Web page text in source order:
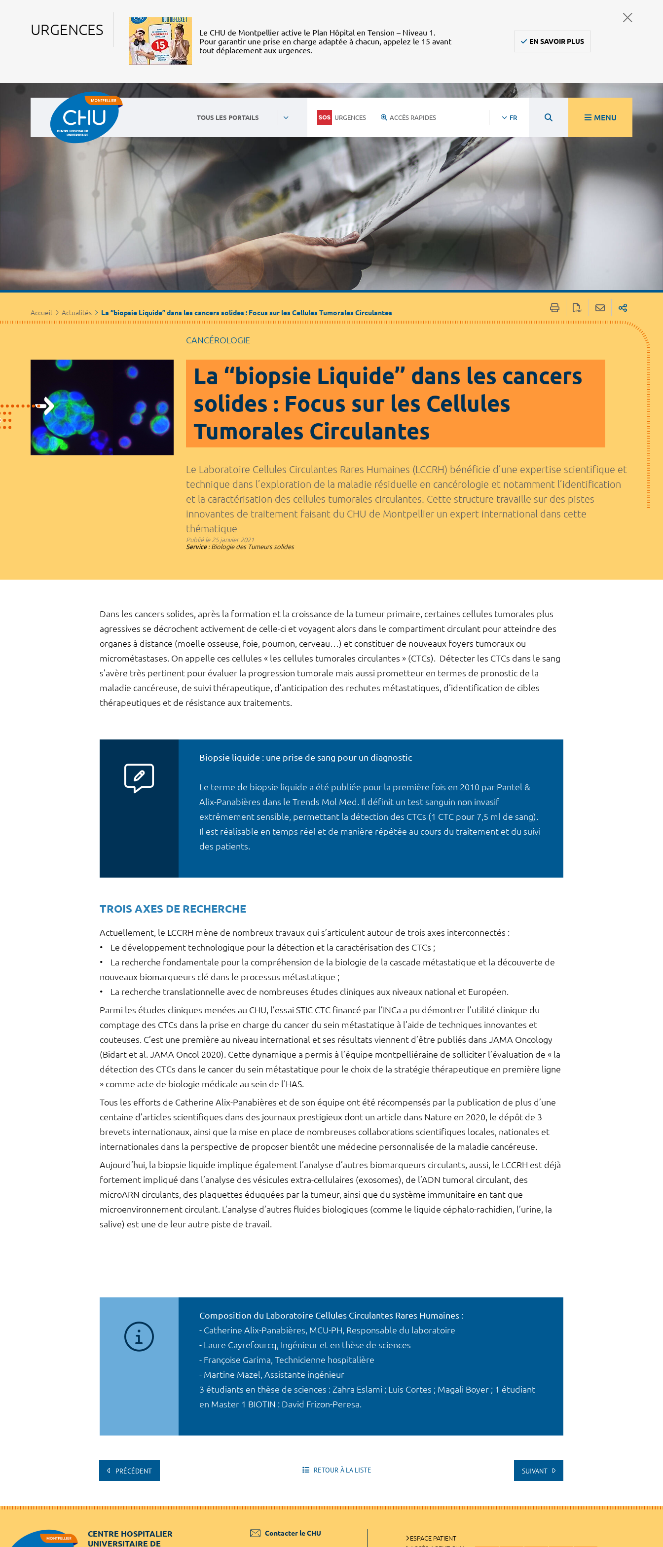
URGENCES
Le CHU de Montpellier active le Plan Hôpital en Tension – Niveau 1.
Pour garantir une prise en charge adaptée à chacun, appelez le 15 avant
tout déplacement aux urgences.
EN SAVOIR PLUS
TOUS LES PORTAILS URGENCES ACCÈS RAPIDES FR MENU
Accueil Actualités La ‘‘biopsie Liquide’’ dans les cancers solides : Focus sur les Cellules Tumorales Circulantes
CANCÉROLOGIE
La ‘‘biopsie Liquide’’ dans les cancers
solides : Focus sur les Cellules
Tumorales Circulantes
Le Laboratoire Cellules Circulantes Rares Humaines (LCCRH) bénéficie d’une expertise scientifique et
technique dans l’exploration de la maladie résiduelle en cancérologie et notamment l’identification
et la caractérisation des cellules tumorales circulantes. Cette structure travaille sur des pistes
innovantes de traitement faisant du CHU de Montpellier un expert international dans cette
thématique
Publié le25 janvier 2021
Service : Biologie des Tumeurs solides
Dans les cancers solides, après la formation et la croissance de la tumeur primaire, certaines cellules tumorales plus
agressives se décrochent activement de celle-ci et voyagent alors dans le compartiment circulant pour atteindre des
organes à distance (moelle osseuse, foie, poumon, cerveau…) et constituer de nouveaux foyers tumoraux ou
micrométastases. On appelle ces cellules « les cellules tumorales circulantes » (CTCs). Détecter les CTCs dans le sang
s’avère très pertinent pour évaluer la progression tumorale mais aussi prometteur en termes de pronostic de la
maladie cancéreuse, de suivi thérapeutique, d’anticipation des rechutes métastatiques, d’identification de cibles
thérapeutiques et de résistance aux traitements.
Biopsie liquide : une prise de sang pour un diagnostic
Le terme de biopsie liquide a été publiée pour la première fois en 2010 par Pantel &
Alix-Panabières dans le Trends Mol Med. Il définit un test sanguin non invasif
extrêmement sensible, permettant la détection des CTCs (1 CTC pour 7,5 ml de sang).
Il est réalisable en temps réel et de manière répétée au cours du traitement et du suivi
des patients.
TROIS AXES DE RECHERCHE
Actuellement, le LCCRH mène de nombreux travaux qui s’articulent autour de trois axes interconnectés :
• Le développement technologique pour la détection et la caractérisation des CTCs ;
• La recherche fondamentale pour la compréhension de la biologie de la cascade métastatique et la découverte de
nouveaux biomarqueurs clé dans le processus métastatique ;
• La recherche translationnelle avec de nombreuses études cliniques aux niveaux national et Européen.
Parmi les études cliniques menées au CHU, l’essai STIC CTC financé par l’INCa a pu démontrer l’utilité clinique du
comptage des CTCs dans la prise en charge du cancer du sein métastatique à l’aide de techniques innovantes et
couteuses. C’est une première au niveau international et ses résultats viennent d’être publiés dans JAMA Oncology
(Bidart et al. JAMA Oncol 2020). Cette dynamique a permis à l’équipe montpelliéraine de solliciter l’évaluation de « la
détection des CTCs dans le cancer du sein métastatique pour le choix de la stratégie thérapeutique en première ligne
» comme acte de biologie médicale au sein de l'HAS.
Tous les efforts de Catherine Alix-Panabières et de son équipe ont été récompensés par la publication de plus d’une
centaine d’articles scientifiques dans des journaux prestigieux dont un article dans Nature en 2020, le dépôt de 3
brevets internationaux, ainsi que la mise en place de nombreuses collaborations scientifiques locales, nationales et
internationales dans la perspective de proposer bientôt une médecine personnalisée de la maladie cancéreuse.
Aujourd’hui, la biopsie liquide implique également l’analyse d’autres biomarqueurs circulants, aussi, le LCCRH est déjà
fortement impliqué dans l’analyse des vésicules extra-cellulaires (exosomes), de l’ADN tumoral circulant, des
microARN circulants, des plaquettes éduquées par la tumeur, ainsi que du système immunitaire en tant que
microenvironnement circulant. L’analyse d’autres fluides biologiques (comme le liquide céphalo-rachidien, l’urine, la
salive) est une de leur autre piste de travail.
Composition du Laboratoire Cellules Circulantes Rares Humaines :
- Catherine Alix-Panabières, MCU-PH, Responsable du laboratoire
- Laure Cayrefourcq, Ingénieur et en thèse de sciences
- Françoise Garima, Technicienne hospitalière
- Martine Mazel, Assistante ingénieur
3 étudiants en thèse de sciences : Zahra Eslami ; Luis Cortes ; Magali Boyer ; 1 étudiant
en Master 1 BIOTIN : David Frizon-Peresa.
PRÉCÉDENT RETOUR À LA LISTE SUIVANT
CENTRE HOSPITALIER
UNIVERSITAIRE DE
Contacter le CHU
ESPACE PATIENT